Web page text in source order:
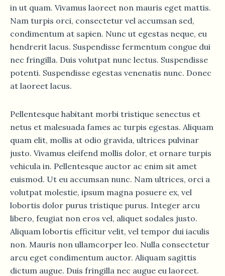
in ut quam. Vivamus laoreet non mauris eget mattis.
Nam turpis orci, consectetur vel accumsan sed,
condimentum at sapien. Nunc ut egestas neque, eu
hendrerit lacus. Suspendisse fermentum congue dui
nec fringilla. Duis volutpat nunc lectus. Suspendisse
potenti. Suspendisse egestas venenatis nunc. Donec
at laoreet lacus.
Pellentesque habitant morbi tristique senectus et
netus et malesuada fames ac turpis egestas. Aliquam
quam elit, mollis at odio gravida, ultrices pulvinar
justo. Vivamus eleifend mollis dolor, et ornare turpis
vehicula in. Pellentesque auctor ac enim sit amet
euismod. Ut eu accumsan nunc. Nam ultrices, orci a
volutpat molestie, ipsum magna posuere ex, vel
lobortis dolor purus tristique purus. Integer arcu
libero, feugiat non eros vel, aliquet sodales justo.
Aliquam lobortis efficitur velit, vel tempor dui iaculis
non. Mauris non ullamcorper leo. Nulla consectetur
arcu eget condimentum auctor. Aliquam sagittis
dictum augue. Duis fringilla nec augue eu laoreet.